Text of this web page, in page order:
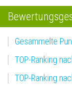
Gesammelte
TOP-Ranking
TOP-Ranking